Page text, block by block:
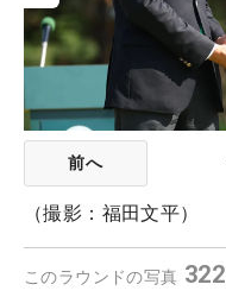
前へ
（撮影：福田文平）
このラウンドの写真 322